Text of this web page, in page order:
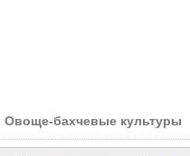
бахчевые культуры